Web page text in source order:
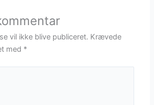
vil ikke blive publiceret. Krævede
med *